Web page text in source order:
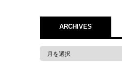
ARCHIVES